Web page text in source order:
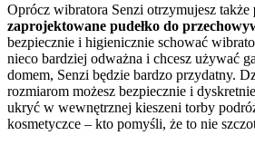
Oprócz wibratora Senzi otrzymujesz także
zaprojektowane pudełko do
bezpiecznie i higienicznie schować
nieco bardziej odważna i chcesz używać
domem, Senzi będzie bardzo przydatny.
rozmiarom możesz bezpiecznie i
ukryć w wewnętrznej kieszeni torby
kosmetyczce – kto pomyśli, że to nie